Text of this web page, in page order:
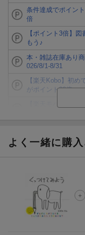
条件達成でポイン
倍
【ポイント3倍】
もう♪
本・雑誌在庫あり
026/8/1-8/31
【楽天Kobo】初
がポイント20倍
ト山分け
エントリー＆
ラン）が当たる！
楽天モバイル紹介
進呈
よく一緒に購